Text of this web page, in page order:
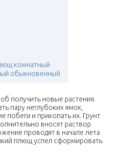
комнатный
обыкновенный
получить новые растения.
пару неглубоких ямок,
побеги и прикопать их. Грунт
вносят раствор
проводят в начале лета
плющ успел сформировать